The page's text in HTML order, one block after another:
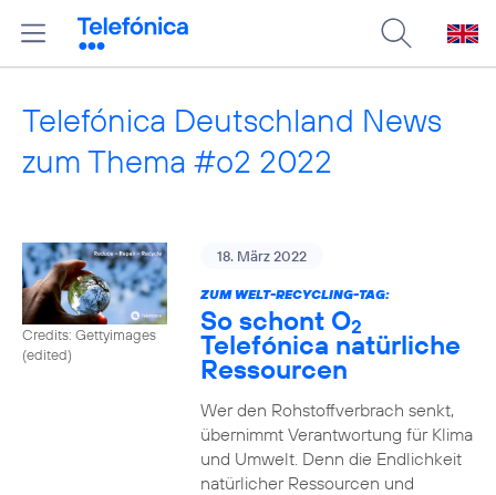
Telefónica Deutschland News
zum Thema #o2 2022
Credits: Gettyimages
(edited)
18. März 2022
ZUM WELT-RECYCLING-TAG:
So schont O2
Telefónica natürliche
Ressourcen
Wer den Rohstoffverbrach senkt,
übernimmt Verantwortung für Klima
und Umwelt. Denn die Endlichkeit
natürlicher Ressourcen und